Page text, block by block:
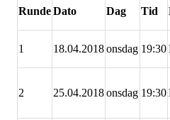
RundeDato Dag Tid
1 18.04.2018onsdag 19:30
2 25.04.2018onsdag 19:30